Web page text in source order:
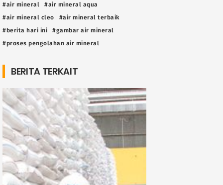
#air mineral
#air mineral aqua
#air mineral cleo
#air mineral terbaik
#berita hari ini
#gambar air mineral
#proses pengolahan air mineral
BERITA TERKAIT